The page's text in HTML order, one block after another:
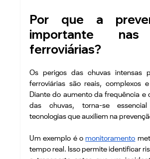
Por que a
importante nas
ferroviárias?
Os perigos das chuvas intensas
ferroviárias são reais, complexos
Diante do aumento da frequência e
das chuvas, torna-se
tecnologias que auxiliem na
Um exemplo é o monitoramento
tempo real. Isso permite identificar